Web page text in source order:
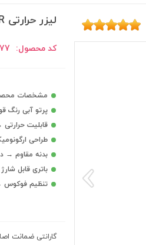
لیزر حرارتی POINTER مدل 009 نور آبی
کد محصول:
مشخصات
پرتو آبی رنگ
قابلیت
طراحی
بدنه مقاوم →
باتری قابل
تنظیم فوکوس
گارانتی ضمانت